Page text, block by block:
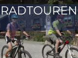
RADTOUREN